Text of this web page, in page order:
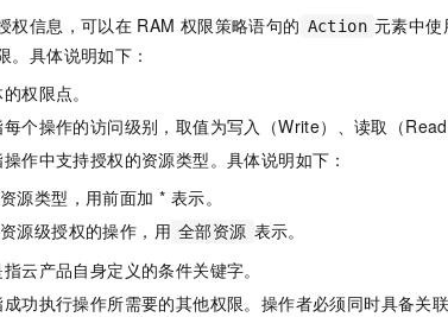
权信息，可以在 RAM 权限策略语句的 Action 元素中
。具体说明如下：
权限点。
个操作的访问级别，取值为写入（Write）、读取（Read
作中支持授权的资源类型。具体说明如下：
源类型，用前面加 * 表示。
源级授权的操作，用 全部资源 表示。
云产品自身定义的条件关键字。
功执行操作所需要的其他权限。操作者必须同时具备关